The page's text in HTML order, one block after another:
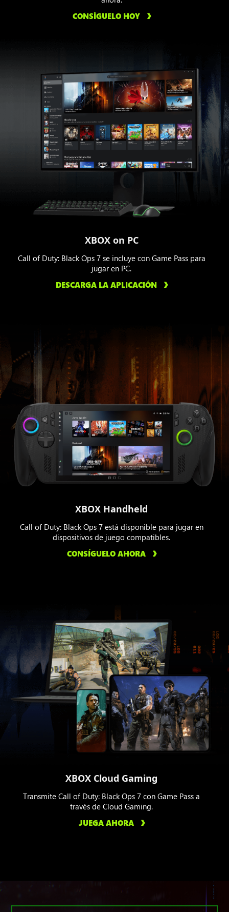
CONSÍGUELO HOY
XBOX on PC
Call of Duty: Black Ops 7 se incluye con Game Pass para
jugar en PC.
DESCARGA LA APLICACIÓN
XBOX Handheld
Call of Duty: Black Ops 7 está disponible para jugar en
dispositivos de juego compatibles.
CONSÍGUELO AHORA
XBOX Cloud Gaming
Transmite Call of Duty: Black Ops 7 con Game Pass a
través de Cloud Gaming.
JUEGA AHORA